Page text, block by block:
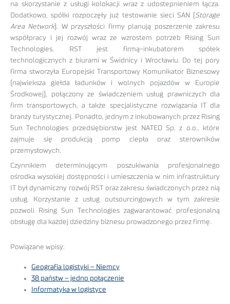
na skorzystanie z usługi kolokacji wraz z udostepnieniem łącza.
Dodatkowo, spółki rozpoczęły już testowanie sieci SAN ( Storage
Area Network). W przyszłości firmy planują poszerzenie zakresu
współpracy i jej rozwój wraz ze wzrostem potrzeb Rising Sun
Technologies. RST jest firmą-inkubatorem spółek
technologicznych z biurami w Świdnicy i Wrocławiu. Do tej pory
firma stworzyła Europejski Transportowy Komunikator Biznesowy
(najwieksza giełda ładunków i wolnych pojazdów w Europie
Środkowej), połączony ze świadczeniem usług prawniczych dla
firm transportowych, a także specjalistyczne rozwiązania IT dla
branży turystycznej. Ponadto, jednym z inkubowanych przez Rising
Sun Technologies przedsiębiorstw jest NATEO Sp. z o.o., które
zajmuje się produkcją pomp ciepła oraz sterowników
przemysłowych.
Czynnikiem determinującym poszukiwania profesjonalnego
ośrodka wysokiej dostępności i umieszczenia w nim infrastruktury
IT był dynamiczny rozwój RST oraz zakresu świadczonych przez nią
usług. Korzystanie z usług outsourcingowych w tym zakresie
pozwoli Rising Sun Technologies zagwarantować profesjonalną
obsługę dla każdej dziedziny biznesu prowadzonego przez firmę.
Powiązane wpisy:
Geografia logistyki – Niemcy
38 państw – jedno połączenie
Informatyka w logistyce